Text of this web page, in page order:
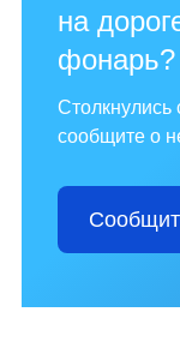
на
фонарь?
сообщите о